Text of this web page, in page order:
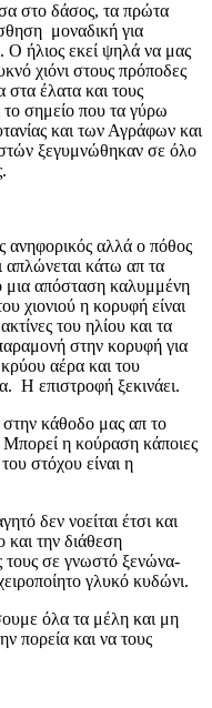
στο δάσος, τα πρώτα
μοναδική για
Ο ήλιος εκεί ψηλά να μας
χιόνι στους πρόποδες
έλατα και τους
το σημείο που τα γύρω
και των Αγράφων και
ξεγυμνώθηκαν σε όλο
ανηφορικός αλλά ο πόθος
απλώνεται κάτω απ τα
μια απόσταση καλυμμένη
χιονιού η κορυφή είναι
του ηλίου και τα
στην κορυφή για
αέρα και του
Η επιστροφή ξεκινάει.
στην κάθοδο μας απ το
η κούραση κάποιες
στόχου είναι η
δεν νοείται έτσι και
και την διάθεση
τους σε γνωστό ξενώνα-
γλυκό κυδώνι.
όλα τα μέλη και μη
πορεία και να τους